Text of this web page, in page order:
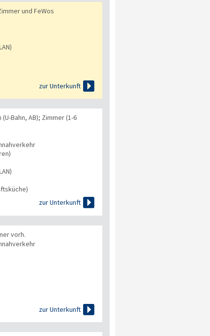
und FeWos
zur Unterkunft 
Bahn, AB); Zimmer (1-6
zur Unterkunft 
vorh.
zur Unterkunft 